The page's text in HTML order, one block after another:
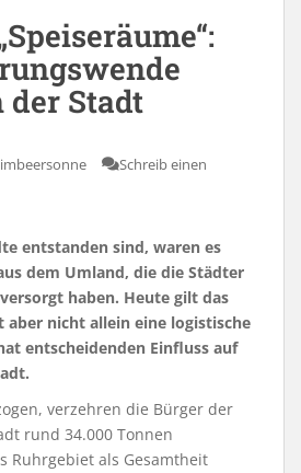
Stadt
Schreib einen
entstanden sind, waren es
dem Umland, die die Städter
haben. Heute gilt das
aber nicht allein eine logistische
entscheidenden Einfluss auf
verzehren die Bürger der
rund 34.000 Tonnen
Ruhrgebiet als Gesamtheit